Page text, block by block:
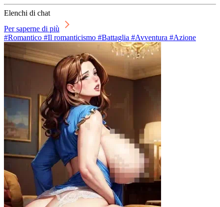
Elenchi di chat
Per saperne di più
#Romantico #Il romanticismo #Battaglia #Avventura #Azione